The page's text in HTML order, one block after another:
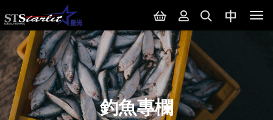
釣魚專欄